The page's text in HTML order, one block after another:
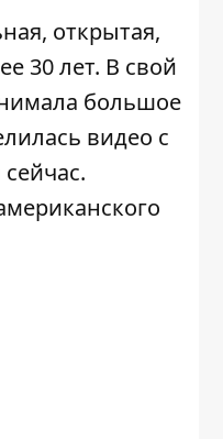
открытая,
30 лет. В свой
большое
видео с